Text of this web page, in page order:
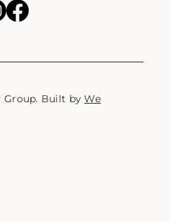
Group. Built byWe